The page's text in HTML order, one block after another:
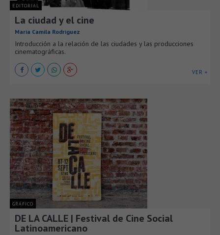
EDITORIAL
La ciudad y el cine
Maria Camila Rodriguez
Introducción a la relación de las ciudades y las producciones
cinematográficas.
VER +
GRÁFICO
DE LA CALLE | Festival de Cine Social
Latinoamericano